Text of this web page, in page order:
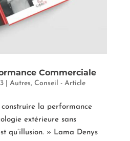
Commerciale
| Autres, Conseil - Article
la performance
extérieure sans
qu’illusion. » Lama Denys